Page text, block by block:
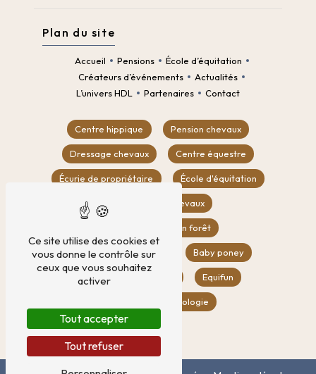
Plan du site
Accueil Pensions
École d’équitation
Créateurs d’événements
Actualités
L’univers HDL
Partenaires Contact
Centre hippique Pension chevaux
Dressage chevaux Centre équestre
Écurie de propriétaire École d'équitation
Location box chevaux
Balade à cheval en forêt
Compétition équestre Baby poney
CSO Equifun
Éthologie
Ce site utilise des cookies et
vous donne le contrôle sur
ceux que vous souhaitez
activer
Tout accepter
Tout refuser